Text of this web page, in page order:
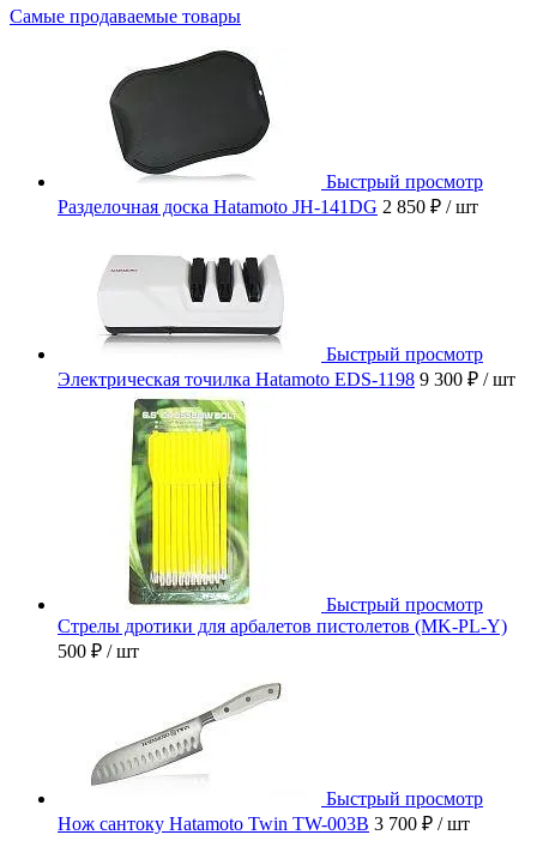
Самые продаваемые товары
Быстрый просмотр
Разделочная доска Hatamoto JH-141DG 2 850 ₽ / шт
Быстрый просмотр
Электрическая точилка Hatamoto EDS-1198 9 300 ₽ / шт
Быстрый просмотр
Стрелы дротики для арбалетов пистолетов (MK-PL-Y)
500 ₽ / шт
Быстрый просмотр
Нож сантоку Hatamoto Twin TW-003B 3 700 ₽ / шт